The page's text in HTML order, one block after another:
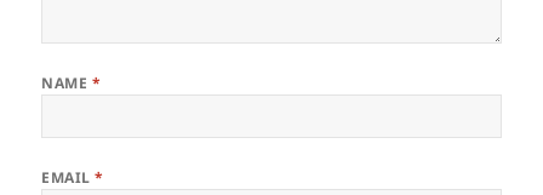
NAME *
EMAIL*